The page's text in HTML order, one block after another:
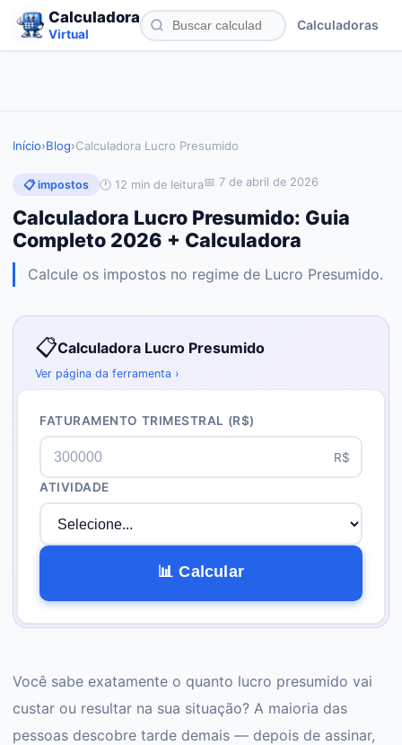
Calculadora
Virtual
Calculadoras
Início›Blog›Calculadora Lucro Presumido
📋 impostos 🕐 12 min de leitura📅 7 de abril de 2026
Calculadora Lucro Presumido: Guia
Completo 2026 + Calculadora
Calcule os impostos no regime de Lucro Presumido.
📋Calculadora Lucro Presumido
Ver página da ferramenta ›
FATURAMENTO TRIMESTRAL (R$)
R$
ATIVIDADE
📊 Calcular
Você sabe exatamente o quanto lucro presumido vai
custar ou resultar na sua situação? A maioria das
pessoas descobre tarde demais — depois de assinar,